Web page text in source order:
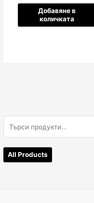
р
с
All Products
Добавяне в
количката